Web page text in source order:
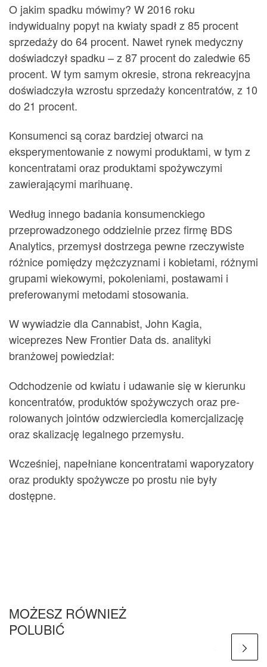
O jakim spadku mówimy? W 2016 roku
indywidualny popyt na kwiaty spadł z 85 procent
sprzedaży do 64 procent. Nawet rynek medyczny
doświadczył spadku – z 87 procent do zaledwie 65
procent. W tym samym okresie, strona rekreacyjna
doświadczyła wzrostu sprzedaży koncentratów, z 10
do 21 procent.
Konsumenci są coraz bardziej otwarci na
eksperymentowanie z nowymi produktami, w tym z
koncentratami oraz produktami spożywczymi
zawierającymi marihuanę.
Według innego badania konsumenckiego
przeprowadzonego oddzielnie przez firmę BDS
Analytics, przemysł dostrzega pewne rzeczywiste
różnice pomiędzy mężczyznami i kobietami, różnymi
grupami wiekowymi, pokoleniami, postawami i
preferowanymi metodami stosowania.
W wywiadzie dla Cannabist, John Kagia,
wiceprezes New Frontier Data ds. analityki
branżowej powiedział:
Odchodzenie od kwiatu i udawanie się w kierunku
koncentratów, produktów spożywczych oraz pre-
rolowanych jointów odzwierciedla komercjalizację
oraz skalizację legalnego przemysłu.
Wcześniej, napełniane koncentratami waporyzatory
oraz produkty spożywcze po prostu nie były
dostępne.
MOŻESZ RÓWNIEŻ
POLUBIĆ